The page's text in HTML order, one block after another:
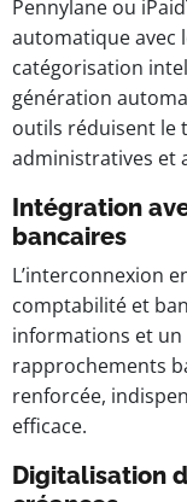
Pennylane ou
automatique avec
catégorisation
génération
outils réduisent le
administratives et
Intégration
bancaires
L’interconnexion
comptabilité et
informations et un
rapprochements
renforcée,
efficace.
Digitalisation